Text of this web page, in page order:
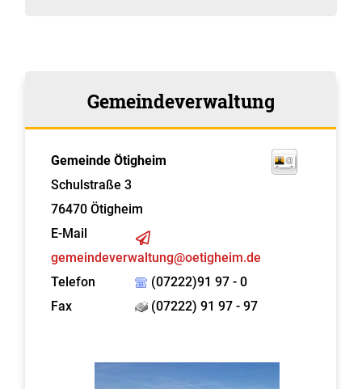
Gemeindeverwaltung
Gemeinde Ötigheim
Schulstraße 3
76470 Ötigheim
E-Mail
gemeindeverwaltung@oetigheim.de
Telefon
(07222)91 97 - 0
Fax
(07222) 91 97 - 97